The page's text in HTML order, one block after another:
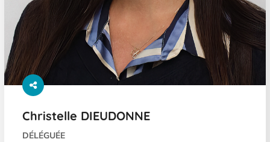
Christelle DIEUDONNE
DÉLÉGUÉE